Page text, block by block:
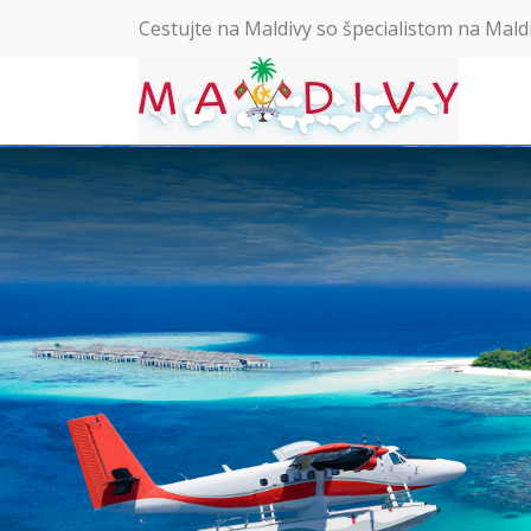
Cestujte na Maldivy so špecialistom na